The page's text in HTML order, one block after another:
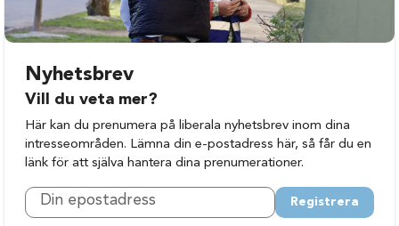
Nyhetsbrev
Vill du veta mer?
Här kan du prenumera på liberala nyhetsbrev inom dina
intresseområden. Lämna din e-postadress här, så får du en
länk för att själva hantera dina prenumerationer.
Registrera